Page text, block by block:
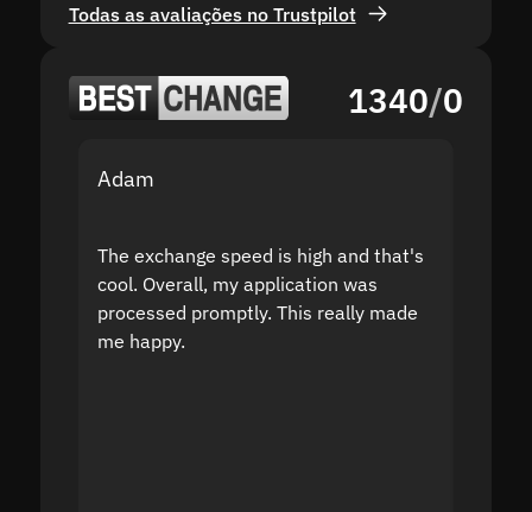
Todas as avaliações no Trustpilot
1340/0
Adam
The exchange speed is high and that's
cool. Overall, my application was
processed promptly. This really made
me happy.